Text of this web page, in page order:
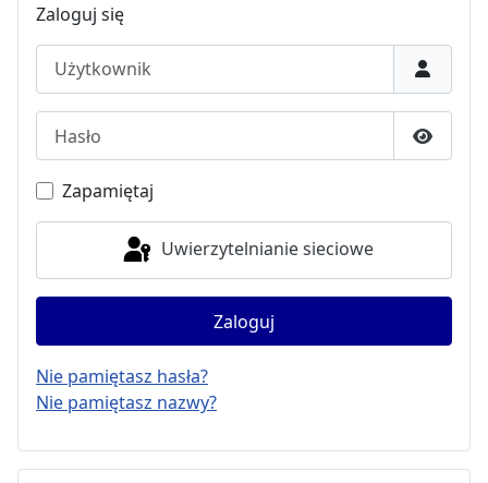
Zaloguj się
Użytkownik
Pokaż
Zapamiętaj
Uwierzytelnianie sieciowe
Zaloguj
Nie pamiętasz hasła?
Nie pamiętasz nazwy?